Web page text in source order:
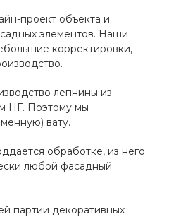
проект объекта и
элементов. Наши
корректировки,
лепнины из
НГ. Поэтому мы
вату.
обработке, из него
любой фасадный
партии декоративных